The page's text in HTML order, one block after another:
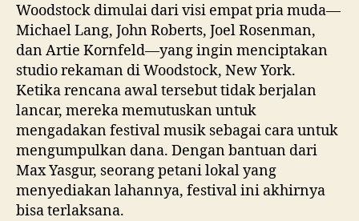
Woodstock dimulai dari visi empat pria muda—
Michael Lang, John Roberts, Joel Rosenman,
dan Artie Kornfeld—yang ingin menciptakan
studio rekaman di Woodstock, New York.
Ketika rencana awal tersebut tidak berjalan
lancar, mereka memutuskan untuk
mengadakan festival musik sebagai cara untuk
mengumpulkan dana. Dengan bantuan dari
Max Yasgur, seorang petani lokal yang
menyediakan lahannya, festival ini akhirnya
bisa terlaksana.